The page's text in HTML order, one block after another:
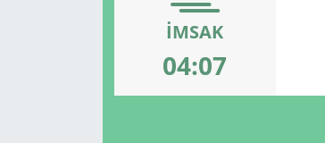
İMSAK
04:07